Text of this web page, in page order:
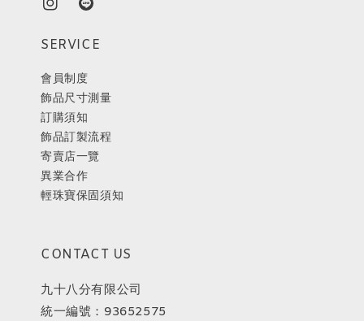
SERVICE
會員制度
飾品尺寸測量
訂購須知
飾品訂製流程
寄賣店一覽
異業合作
輕珠寶保固須知
CONTACT US
九十八分有限公司
統一編號：93652575